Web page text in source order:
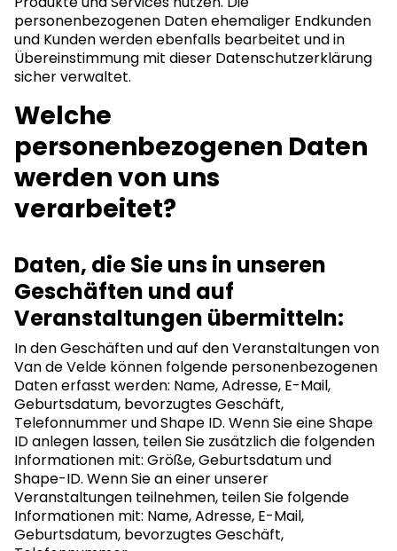
personenbezogenen Daten ehemaliger Endkunden
und Kunden werden ebenfalls bearbeitet und in
Übereinstimmung mit dieser Datenschutzerklärung
sicher verwaltet.
Welche
personenbezogenen Daten
werden von uns
verarbeitet?
Daten, die Sie uns in unseren
Geschäften und auf
Veranstaltungen übermitteln:
In den Geschäften und auf den Veranstaltungen von
Van de Velde können folgende personenbezogenen
Daten erfasst werden: Name, Adresse, E-Mail,
Geburtsdatum, bevorzugtes Geschäft,
Telefonnummer und Shape ID. Wenn Sie eine Shape
ID anlegen lassen, teilen Sie zusätzlich die folgenden
Informationen mit: Größe, Geburtsdatum und
Shape-ID. Wenn Sie an einer unserer
Veranstaltungen teilnehmen, teilen Sie folgende
Informationen mit: Name, Adresse, E-Mail,
Geburtsdatum, bevorzugtes Geschäft,